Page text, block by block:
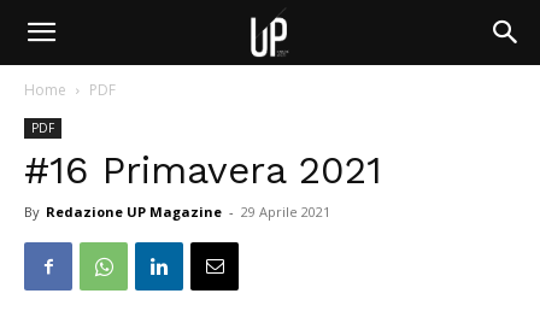
Home PDF
PDF
#16 Primavera 2021
By Redazione UP Magazine - 29 Aprile 2021